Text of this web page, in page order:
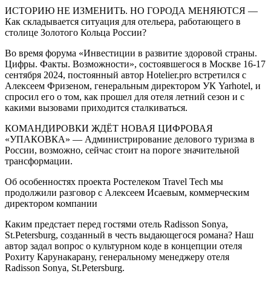
ИСТОРИЮ НЕ ИЗМЕНИТЬ. НО ГОРОДА МЕНЯЮТСЯ —
Как складывается ситуация для отельера, работающего в
столице Золотого Кольца России?
Во время форума «Инвестиции в развитие здоровой страны.
Цифры. Факты. Возможности», состоявшегося в Москве 16-17
сентября 2024, постоянный автор Hotelier.pro встретился с
Алексеем Фризеном, генеральным директором УК Yarhotel, и
спросил его о том, как прошел для отеля летний сезон и с
какими вызовами приходится сталкиваться.
КОМАНДИРОВКИ ЖДЁТ НОВАЯ ЦИФРОВАЯ
«УПАКОВКА» — Администрирование делового туризма в
России, возможно, сейчас стоит на пороге значительной
трансформации.
Об особенностях проекта Ростелеком Travel Tech мы
продолжили разговор с Алексеем Исаевым, коммерческим
директором компании
Каким предстает перед гостями отель Radisson Sonya,
St.Petersburg, созданный в честь выдающегося романа? Наш
автор задал вопрос о культурном коде в концепции отеля
Рохиту Карунакарану, генеральному менеджеру отеля
Radisson Sonya, St.Petersburg.